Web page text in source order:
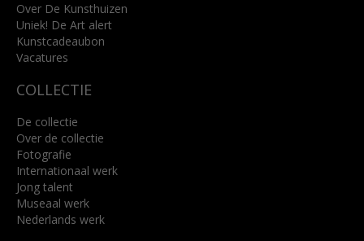
info@kunsthuisbreda.nl
Lees meer
Over De Kunsthuizen
Uniek! De Art alert
Kunstcadeaubon
Vacatures
COLLECTIE
De collectie
Over de collectie
Fotografie
Internationaal werk
Jong talent
Museaal werk
Nederlands werk